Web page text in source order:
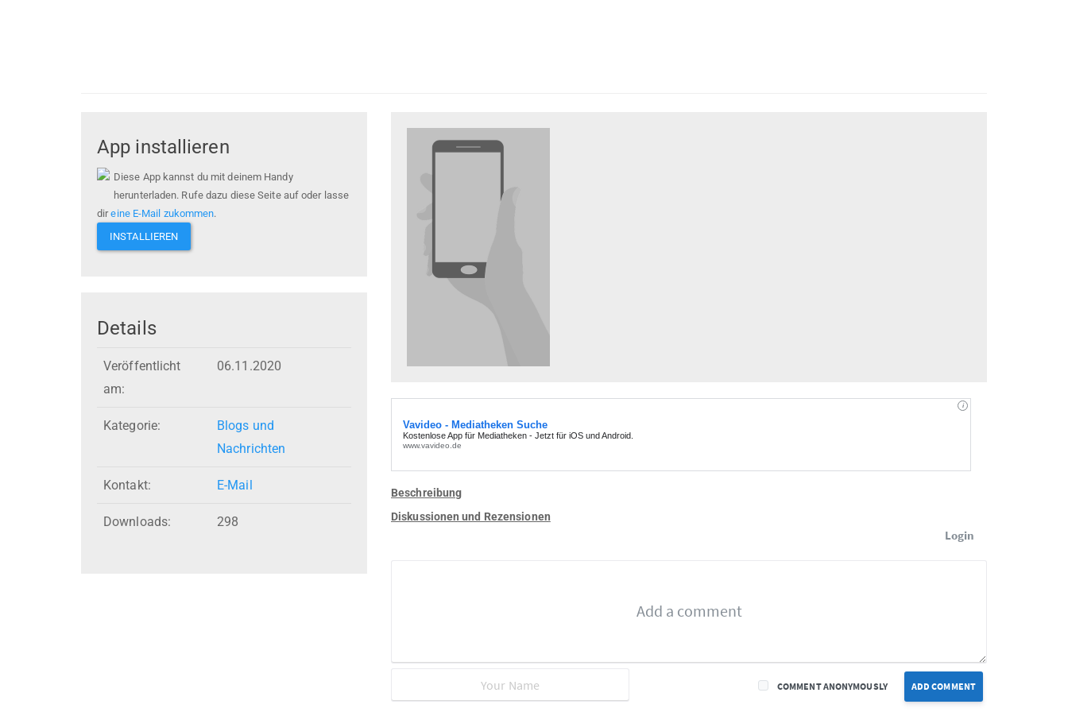
App installieren
Diese App kannst du mit deinem Handy
herunterladen. Rufe dazu diese Seite auf oder lasse
direine E-Mail zukommen.
INSTALLIEREN
Details
Veröffentlicht
am:
06.11.2020
Kategorie:
Blogs und
Nachrichten
Kontakt: E-Mail
Downloads: 298
Beschreibung
Diskussionen und Rezensionen
Login
ADD COMMENT
COMMENT ANONYMOUSLY